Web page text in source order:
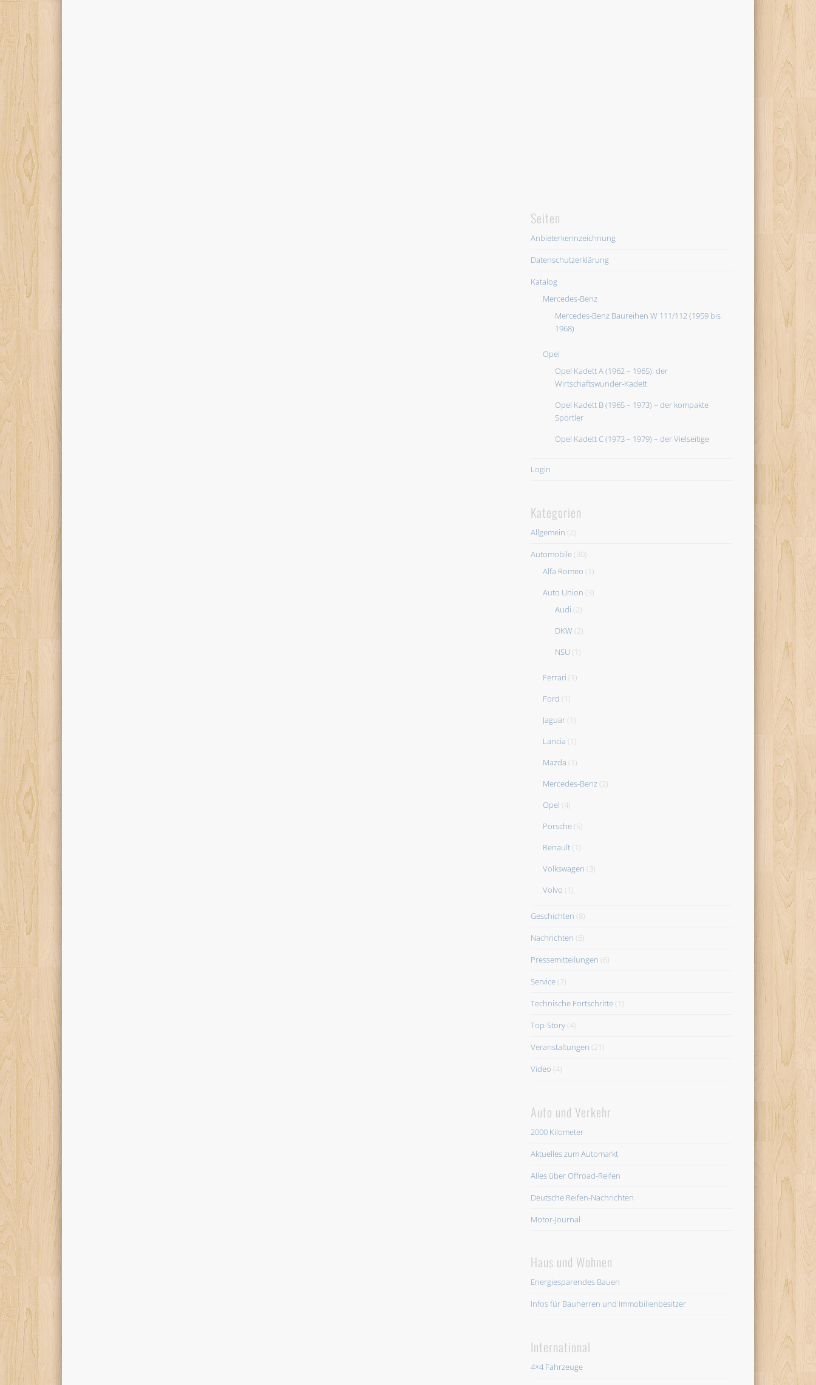
Seiten
Anbieterkennzeichnung
Datenschutzerklärung
Katalog
Mercedes-Benz
Mercedes-Benz Baureihen W 111/112 (1959 bis
1968)
Opel
Opel Kadett A (1962 – 1965): der
Wirtschaftswunder-Kadett
Opel Kadett B (1965 – 1973) – der kompakte
Sportler
Opel Kadett C (1973 – 1979) – der Vielseitige
Login
Kategorien
Allgemein (2)
Automobile (30)
Alfa Romeo (1)
Auto Union (3)
Audi (2)
DKW (2)
NSU (1)
Ferrari (1)
Ford (1)
Jaguar (1)
Lancia (1)
Mazda (1)
Mercedes-Benz (2)
Opel (4)
Porsche (5)
Renault (1)
Volkswagen (3)
Volvo (1)
Geschichten (8)
Nachrichten (6)
Pressemitteilungen (6)
Service (7)
Technische Fortschritte (1)
Top-Story (4)
Veranstaltungen (21)
Video (4)
Auto und Verkehr
2000 Kilometer
Aktuelles zum Automarkt
Alles über Offroad-Reifen
Deutsche Reifen-Nachrichten
Motor-Journal
Haus und Wohnen
Energiesparendes Bauen
Infos für Bauherren und Immobilienbesitzer
International
4×4 Fahrzeuge